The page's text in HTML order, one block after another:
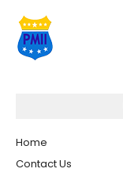
Home
Contact Us